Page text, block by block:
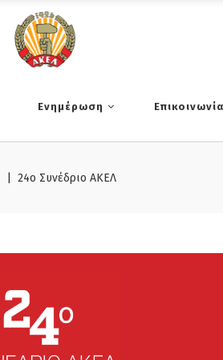
Ενημέρωση Επικοινωνία
24o Συνέδριο ΑΚΕΛ